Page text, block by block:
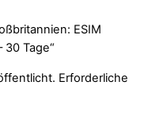
ESIM
30 Tage“
Erforderliche